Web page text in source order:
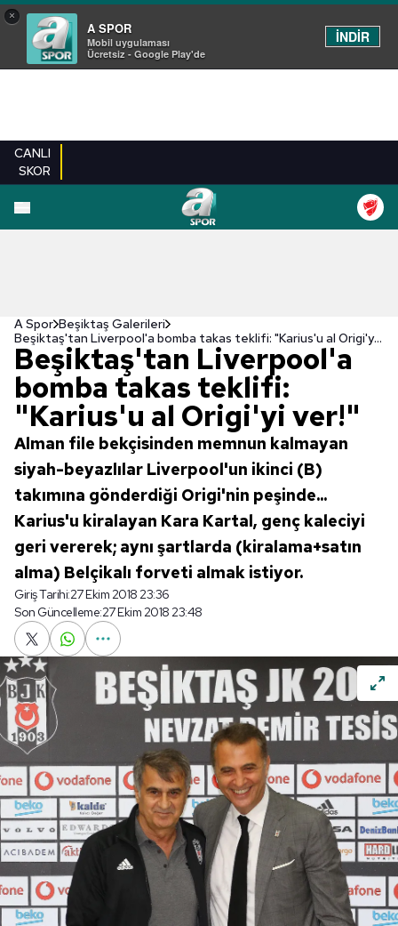
×
A SPOR
Mobil uygulaması
Ücretsiz - Google Play'de
İNDİR
CANLI
SKOR
EN YENILER
A Spor Beşiktaş Galerileri
Beşiktaş'tan Liverpool'a bomba takas teklifi: "Karius'u al Origi'yi ver!"
Beşiktaş'tan Liverpool'a
bomba takas teklifi:
"Karius'u al Origi'yi ver!"
Alman file bekçisinden memnun kalmayan
siyah-beyazlılar Liverpool'un ikinci (B)
takımına gönderdiği Origi'nin peşinde...
Karius'u kiralayan Kara Kartal, genç kaleciyi
geri vererek; aynı şartlarda (kiralama+satın
alma) Belçikalı forveti almak istiyor.
Giriş Tarihi:27 Ekim 2018 23:36
Son Güncelleme:27 Ekim 2018 23:48